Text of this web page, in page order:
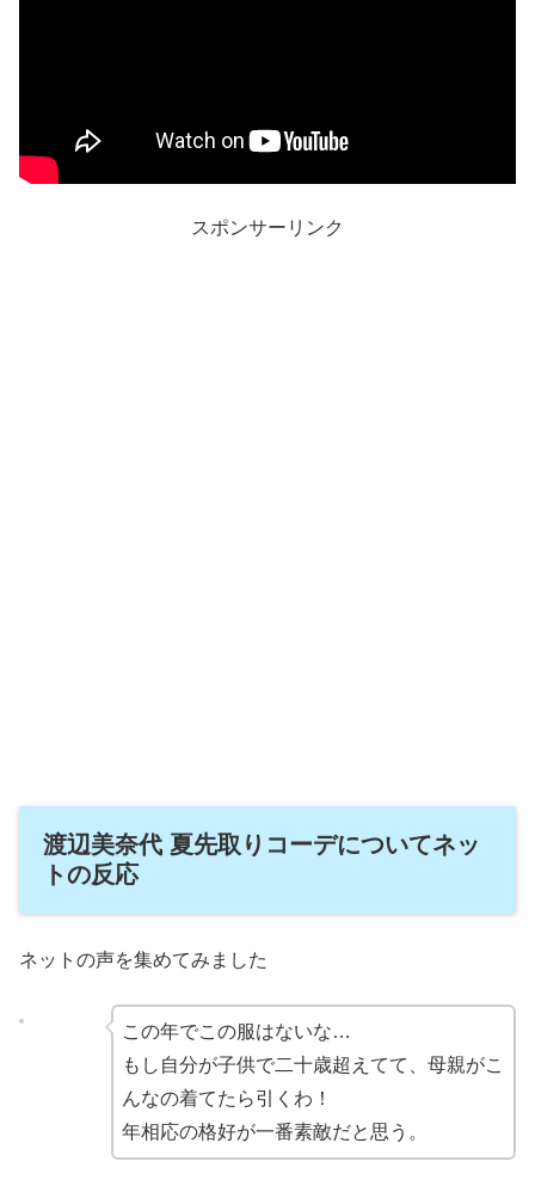
スポンサーリンク
渡辺美奈代 夏先取りコーデについてネッ
トの反応
ネットの声を集めてみました
この年でこの服はないな…
もし自分が子供で二十歳超えてて、母親がこ
んなの着てたら引くわ！
年相応の格好が一番素敵だと思う。